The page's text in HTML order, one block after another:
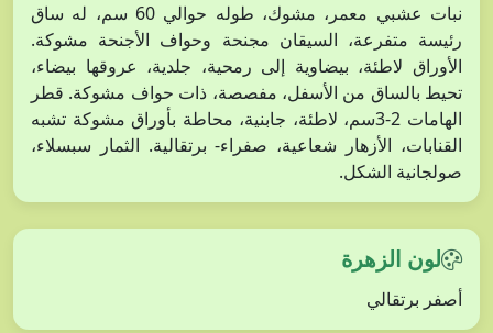
نبات عشبي معمر، مشوك، طوله حوالي 60 سم، له ساق
رئيسة متفرعة، السيقان مجنحة وحواف الأجنحة مشوكة.
الأوراق لاطئة، بيضاوية إلى رمحية، جلدية، عروقها بيضاء،
تحيط بالساق من الأسفل، مفصصة، ذات حواف مشوكة. قطر
الهامات 2-3سم، لاطئة، جابنية، محاطة بأوراق مشوكة تشبه
القنابات، الأزهار شعاعية، صفراء- برتقالية. الثمار سبسلاء،
صولجانية الشكل.
لون الزهرة
أصفر برتقالي